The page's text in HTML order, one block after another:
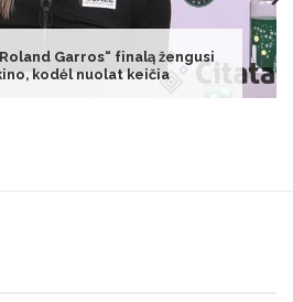
nukrito, viskas nušvito“ –
išsigando išgirdę griaustinį